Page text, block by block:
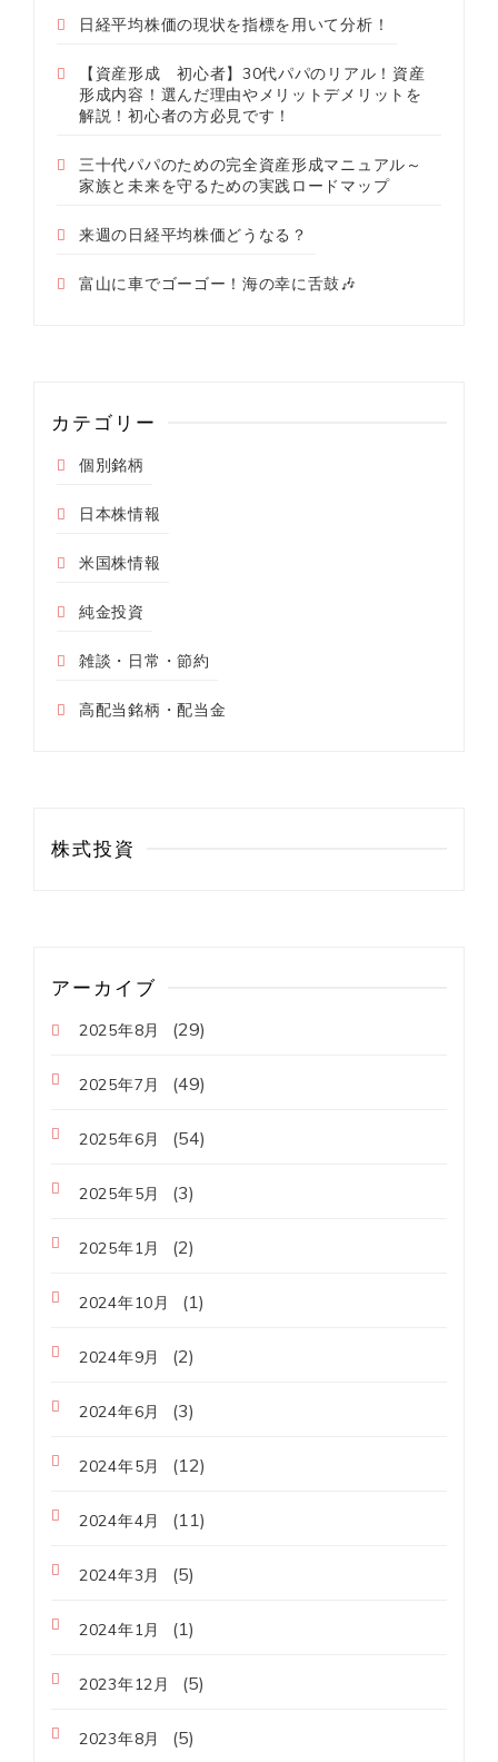
日経平均株価の現状を指標を用いて分析！
【資産形成 初心者】30代パパのリアル！資産
形成内容！選んだ理由やメリットデメリットを
解説！初心者の方必見です！
三十代パパのための完全資産形成マニュアル～
家族と未来を守るための実践ロードマップ
来週の日経平均株価どうなる？
富山に車でゴーゴー！海の幸に舌鼓🎶
カテゴリー
個別銘柄
日本株情報
米国株情報
純金投資
雑談・日常・節約
高配当銘柄・配当金
株式投資
アーカイブ
2025年8月 (29)
2025年7月 (49)
2025年6月 (54)
2025年5月 (3)
2025年1月 (2)
2024年10月 (1)
2024年9月 (2)
2024年6月 (3)
2024年5月 (12)
2024年4月 (11)
2024年3月 (5)
2024年1月 (1)
2023年12月 (5)
2023年8月 (5)